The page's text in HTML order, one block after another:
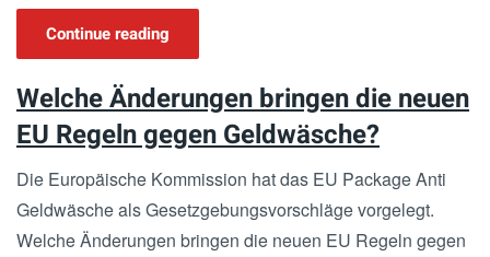
Continue reading
Welche Änderungen bringen die neuen
EU Regeln gegen Geldwäsche?
Die Europäische Kommission hat das EU Package Anti
Geldwäsche als Gesetzgebungsvorschläge vorgelegt.
Welche Änderungen bringen die neuen EU Regeln gegen